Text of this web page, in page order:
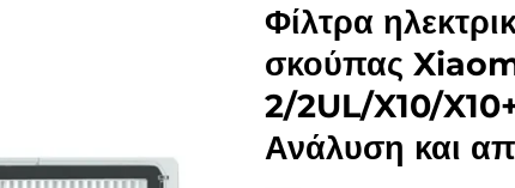
Φίλτρα
σκούπας
2/2UL/X10/
Ανάλυση και